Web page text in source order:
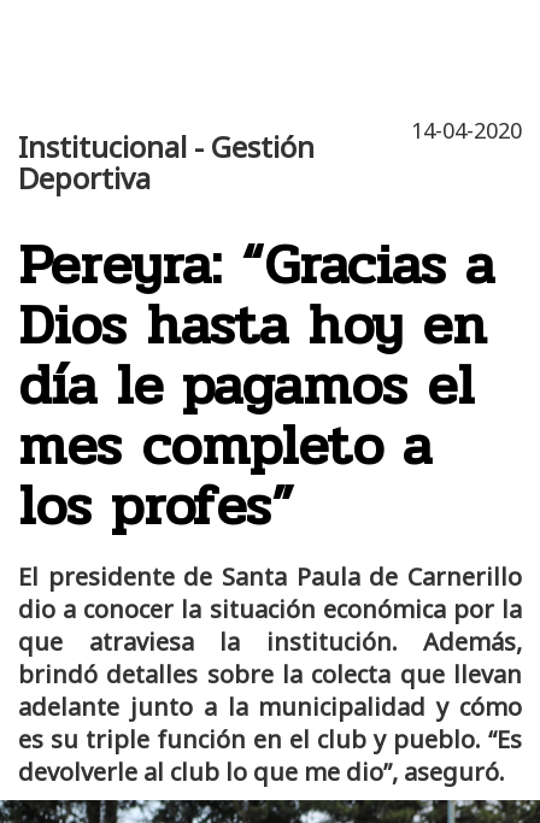
Institucional - Gestión
Deportiva
14-04-2020
Pereyra: “Gracias a
Dios hasta hoy en
día le pagamos el
mes completo a
los profes”
El presidente de Santa Paula de Carnerillo
dio a conocer la situación económica por la
que atraviesa la institución. Además,
brindó detalles sobre la colecta que llevan
adelante junto a la municipalidad y cómo
es su triple función en el club y pueblo. “Es
devolverle al club lo que me dio”, aseguró.